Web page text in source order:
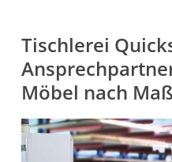
Tischlerei
Möbel nach Maß